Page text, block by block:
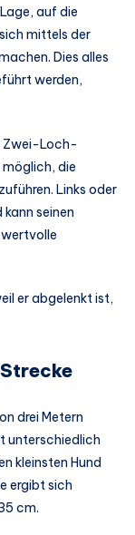
auf die
mittels der
Dies alles
werden,
Zwei-Loch-
die
Links oder
kann seinen
wertvolle
er abgelenkt ist,
drei Metern
unterschiedlich
kleinsten Hund
ergibt sich
cm.